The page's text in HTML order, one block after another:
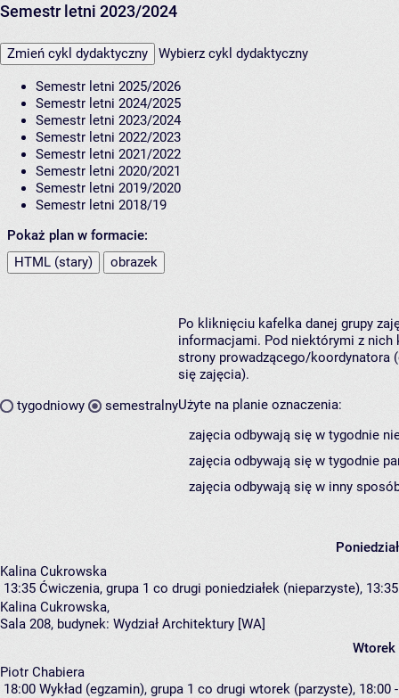
Semestr letni 2023/2024
Zmień cykl dydaktyczny Wybierz cykl dydaktyczny
Semestr letni 2025/2026
Semestr letni 2024/2025
Semestr letni 2023/2024
Semestr letni 2022/2023
Semestr letni 2021/2022
Semestr letni 2020/2021
Semestr letni 2019/2020
Semestr letni 2018/19
Pokaż plan w formacie:
HTML (stary)
obrazek
tygodniowy semestralny
Po kliknięciu kafelka danej grupy
informacjami. Pod niektórymi z nich
strony prowadzącego/koordynatora
się zajęcia).
Użyte na planie oznaczenia:
zajęcia odbywają się w tygodnie
zajęcia odbywają się w tygodnie
zajęcia odbywają się w inny
Kalina Cukrowska
13:35 Ćwiczenia, grupa 1 co drugi poniedziałek (nieparzyste),
Kalina Cukrowska,
Sala 208, budynek: Wydział Architektury [WA]
Wtorek
Piotr Chabiera
18:00 Wykład (egzamin), grupa 1 co drugi wtorek (parzyste), 18:00